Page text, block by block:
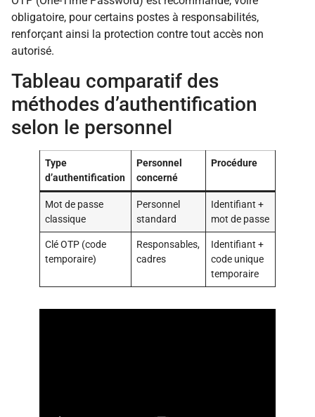
obligatoire, pour certains postes à responsabilités,
renforçant ainsi la protection contre tout accès non
autorisé.
Tableau comparatif des
méthodes d’authentification
selon le personnel
Type
d’authentification
Personnel
concerné
Procédure
Mot de passe
classique
Personnel
standard
Identifiant +
mot de passe
Clé OTP (code
temporaire)
Responsables,
cadres
Identifiant +
code unique
temporaire